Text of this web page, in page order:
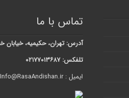
تماس با ما
آدرس: تهران، حکیمیه، خیابان خرم، خیابان
تلفکس: ۰۲۱۷۷۰۱۳۶۸۷
ایمیل : Info@RasaAndishan.ir